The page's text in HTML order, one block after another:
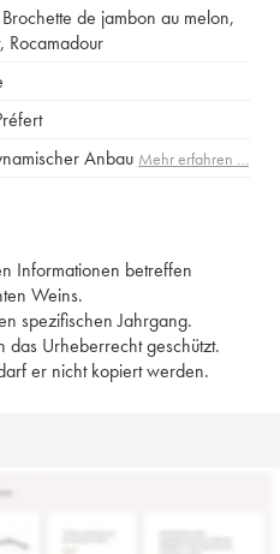
Brochette de jambon au melon,
, Rocamadour
Anbau Mehr erfahren …
Informationen betreffen
Weins.
spezifischen Jahrgang.
das Urheberrecht geschützt.
er nicht kopiert werden.